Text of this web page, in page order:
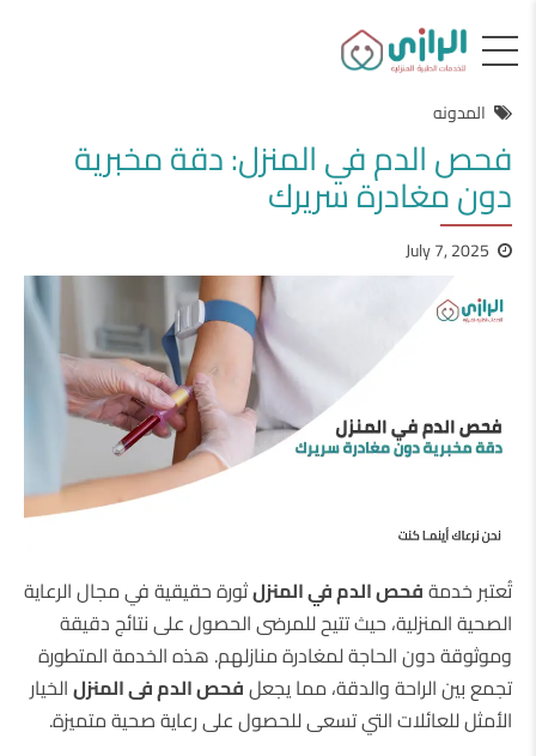
المدونه
فحص الدم في المنزل: دقة مخبرية
دون مغادرة سريرك
July 7, 2025
تُعتبر خدمةفحص الدم في المنزلثورة حقيقية في مجال الرعاية
الصحية المنزلية، حيث تتيح للمرضى الحصول على نتائج دقيقة
وموثوقة دون الحاجة لمغادرة منازلهم. هذه الخدمة المتطورة
تجمع بين الراحة والدقة، مما يجعلفحص الدم فى المنزلالخيار
الأمثل للعائلات التي تسعى للحصول على رعاية صحية متميزة.